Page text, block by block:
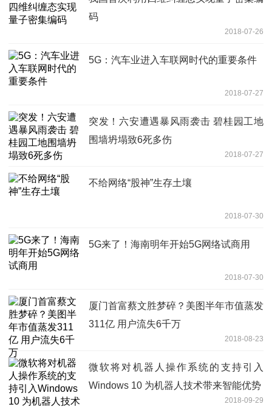
码
2018-07-26
5G：汽车业进入车联网时代的重要条件
2018-07-27
突发！六安遭遇暴风雨袭击 碧桂园工地
围墙坍塌致6死多伤
2018-07-27
不给网络“股神”生存土壤
2018-07-30
5G来了！海南明年开始5G网络试商用
2018-07-30
厦门首富蔡文胜梦碎？美图半年市值蒸发
311亿 用户流失6千万
2018-08-23
微软将对机器人操作系统的支持引入
Windows 10 为机器人技术带来智能优势
2018-09-29